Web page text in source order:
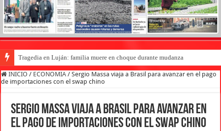
Tragedia en Luján: familia muere en choque durante mudanza
INICIO / ECONOMIA / Sergio Massa viaja a Brasil para avanzar en el pago
de importaciones con el swap chino
Sergio Massa viaja a Brasil para avanzar en
el pago de importaciones con el swap chino